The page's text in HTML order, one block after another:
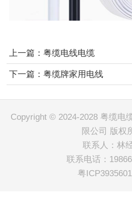
上一篇： 粤缆电线电缆
下一篇： 粤缆牌家用电线
Copyright © 2024-2028 粤缆电
限公司 版权
联系人：林
联系电话：
粤